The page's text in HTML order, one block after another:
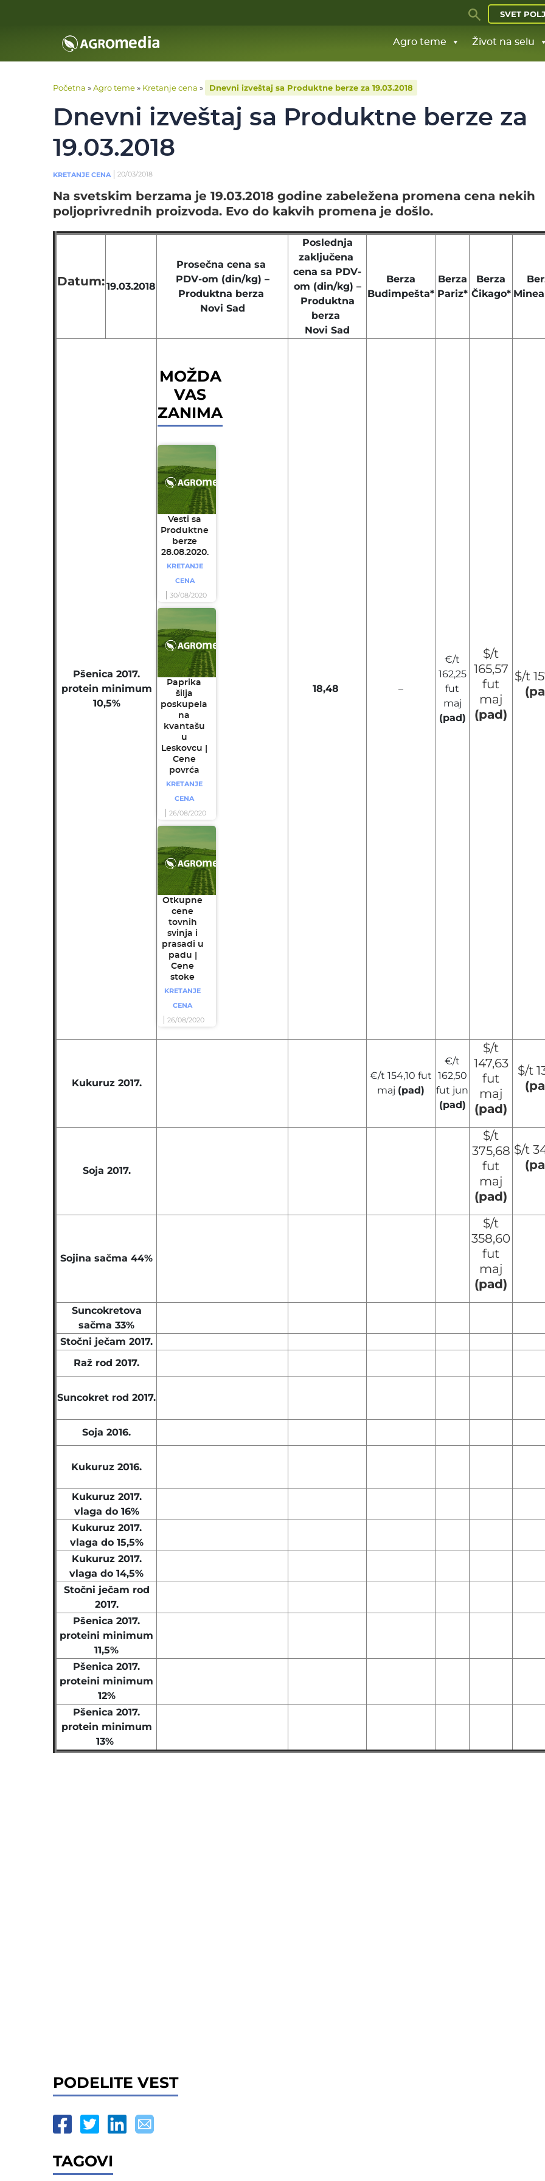
SVET
Agro teme Život na selu
Početna »Agro teme» Kretanje cena » Dnevni izveštaj sa Produktne berze za 19.03.2018
Dnevni izveštaj sa Produktne berze za
19.03.2018
KRETANJE CENA 20/03/2018
Na svetskim berzama je 19.03.2018 godine zabeležena promena cena nekih
poljoprivrednih proizvoda. Evo do kakvih promena je došlo.
Datum:19.03.2018
Prosečna cena sa
PDV-om (din/kg) –
Produktna berza
Novi Sad
Poslednja
zaključena
cena sa PDV-
om (din/kg) –
Produktna
berza
Novi Sad
Berza
Budimpešta*
Berza
Pariz*
Berza
Čikago*
Pšenica 2017.
protein minimum
10,5%
MOŽDA
VAS
ZANIMA
Vesti sa
Produktne
berze
28.08.2020.
KRETANJE
CENA
30/08/2020
Paprika
šilja
poskupela
na
kvantašu
u
Leskovcu |
Cene
povrća
KRETANJE
CENA
26/08/2020
Otkupne
cene
tovnih
svinja i
prasadi u
padu |
Cene
stoke
KRETANJE
CENA
26/08/2020
18,48 –
€/t
162,25
fut
maj
(pad)
$/t
165,57
fut
maj
(pad)
$/t
Kukuruz 2017.
€/t 154,10 fut
maj (pad)
€/t
162,50
fut jun
(pad)
$/t
147,63
fut
maj
(pad)
$/t
Soja 2017.
$/t
375,68
fut
maj
(pad)
$/t
Sojina sačma 44%
$/t
358,60
fut
maj
(pad)
Suncokretova
sačma 33%
Stočni ječam 2017.
Raž rod 2017.
Suncokret rod 2017.
Soja 2016.
Kukuruz 2016.
Kukuruz 2017.
vlaga do 16%
Kukuruz 2017.
vlaga do 15,5%
Kukuruz 2017.
vlaga do 14,5%
Stočni ječam rod
2017.
Pšenica 2017.
proteini minimum
11,5%
Pšenica 2017.
proteini minimum
12%
Pšenica 2017.
protein minimum
13%
PODELITE VEST
TAGOVI